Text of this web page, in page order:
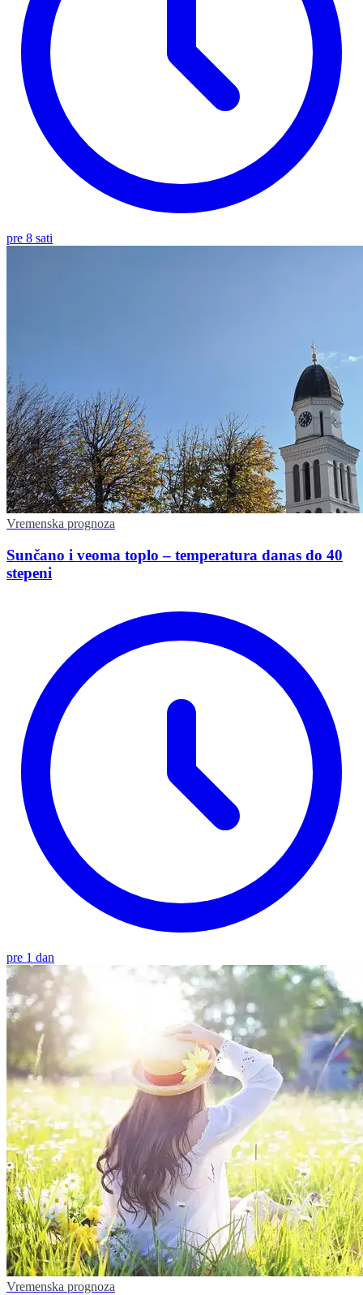
pre 8 sati
Vremenska prognoza
Sunčano i veoma toplo – temperatura danas do 40
stepeni
pre 1 dan
Vremenska prognoza